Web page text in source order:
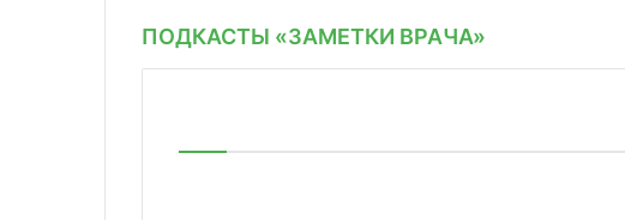
ПОДКАСТЫ «ЗАМЕТКИ ВРАЧА»